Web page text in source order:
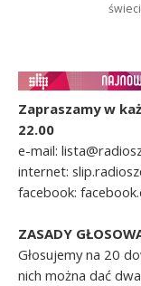
Zapraszamy w
22.00
e-mail:
internet:
facebook:
ZASADY
Głosujemy na 20
nich można dać